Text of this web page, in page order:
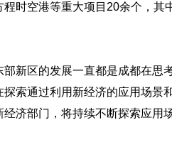
程时空港等重大项目20余个，
部新区的发展一直都是成都在思
探索通过利用新经济的应用场景
经济部门，将持续不断探索应用